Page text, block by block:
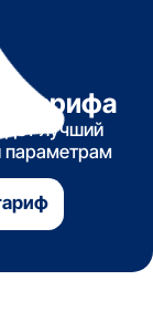
тарифа
лучший
параметрам